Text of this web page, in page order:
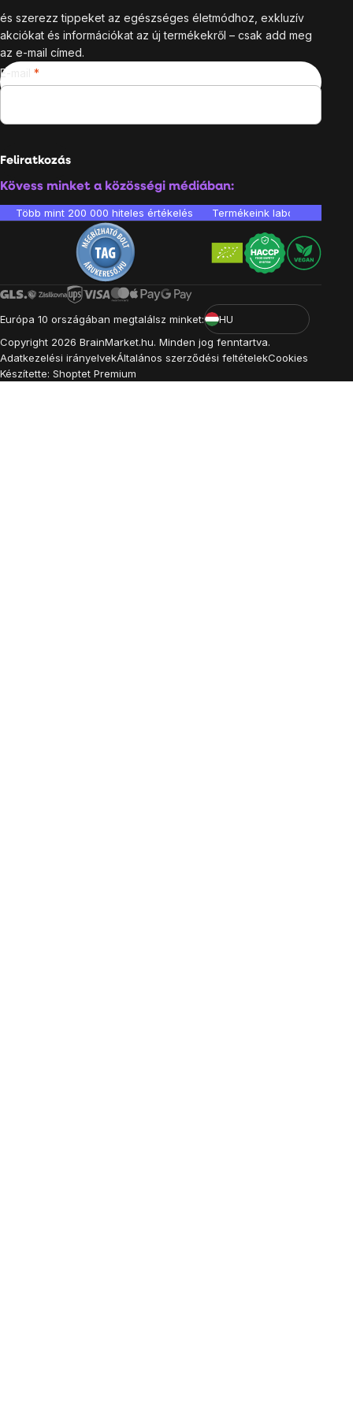
és szerezz tippeket az egészséges életmódhoz, exkluzív
akciókat és információkat az új termékekről – csak add meg
az e-mail címed.
E-mail
Feliratkozás
Kövess minket a közösségi médiában:
Több mint 200 000 hiteles értékelés Termékeink
Európa 10 országában megtalálsz minket:
HU
Copyright 2026 BrainMarket.hu. Minden jog fenntartva.
Adatkezelési irányelvekÁltalános szerződési feltételekCookies
Készítette: Shoptet Premium